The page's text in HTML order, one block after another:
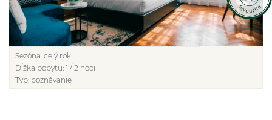
Sezóna: celý rok
Dĺžka pobytu: 1 / 2 noci
Typ: poznávanie